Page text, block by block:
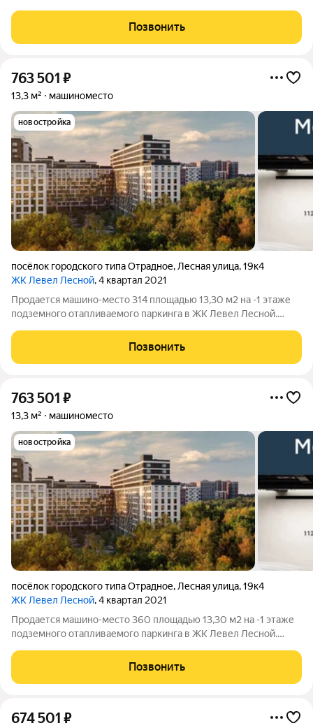
организовать большой шкаф для хранения, либо использовать
дополнительную площадь для парковки
Позвонить
763 501 ₽
13,3 м² машиноместо
новостройка
посёлок городского типа Отрадное, Лесная улица,19к4
ЖК Левел Лесной, 4 квартал 2021
Продается машино-место 314 площадью 13,30 м2 на -1 этаже
подземного отапливаемого паркинга в ЖК Левел Лесной.
организовать большой шкаф для хранения, либо использовать
дополнительную площадь для парковки
Позвонить
763 501 ₽
13,3 м² машиноместо
новостройка
посёлок городского типа Отрадное, Лесная улица,19к4
ЖК Левел Лесной, 4 квартал 2021
Продается машино-место 360 площадью 13,30 м2 на -1 этаже
подземного отапливаемого паркинга в ЖК Левел Лесной.
организовать большой шкаф для хранения, либо использовать
дополнительную площадь для парковки
Позвонить
674 501 ₽